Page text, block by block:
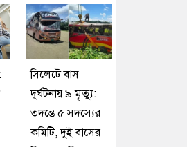
সিলেটে বাস
দুর্ঘটনায় ৯ মৃত্যু:
তদন্তে ৫ সদস্যের
কমিটি, দুই বাসের